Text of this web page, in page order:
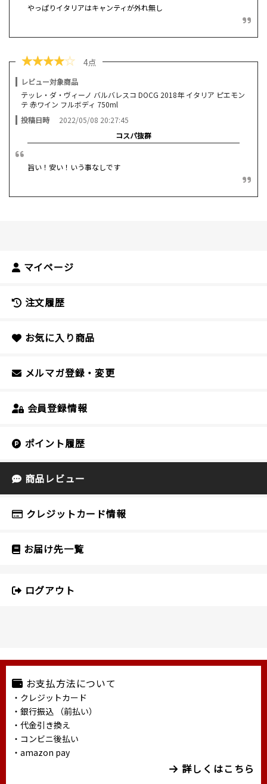
マイページ
注文履歴
お気に入り商品
メルマガ登録・変更
会員登録情報
ポイント履歴
商品レビュー
クレジットカード情報
お届け先一覧
ログアウト
やっぱりイタリアはキャンティが外れ無し
★★★★☆ 4点
レビュー対象商品
テッレ・ダ・ヴィーノ バルバレスコ DOCG 2018年 イタリア ピエモン
テ 赤ワイン フルボディ 750ml
投稿日時
2022/05/08 20:27:45
コスパ抜群
旨い！安い！いう事なしです
お支払方法について
・クレジットカード
・銀行振込 （前払い）
・代金引き換え
・コンビニ後払い
・amazon pay
詳しくはこちら